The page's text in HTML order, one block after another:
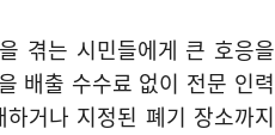
겪는 시민들에게 큰 호응을
배출 수수료 없이 전문 인력
거나 지정된 폐기 장소까지